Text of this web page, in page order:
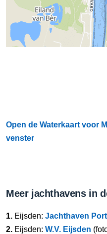
Open de Waterkaart voor
venster
Meer jachthavens in
1. Eijsden: Jachthaven
2. Eijsden: W.V. Eijsden